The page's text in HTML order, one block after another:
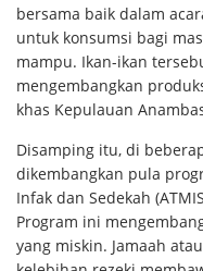
bersama baik dalam
untuk konsumsi bagi
mampu. Ikan-ikan
mengembangkan
khas Kepulauan
Disamping itu, di
dikembangkan pula
Infak dan Sedekah
Program ini
yang miskin. Jamaah